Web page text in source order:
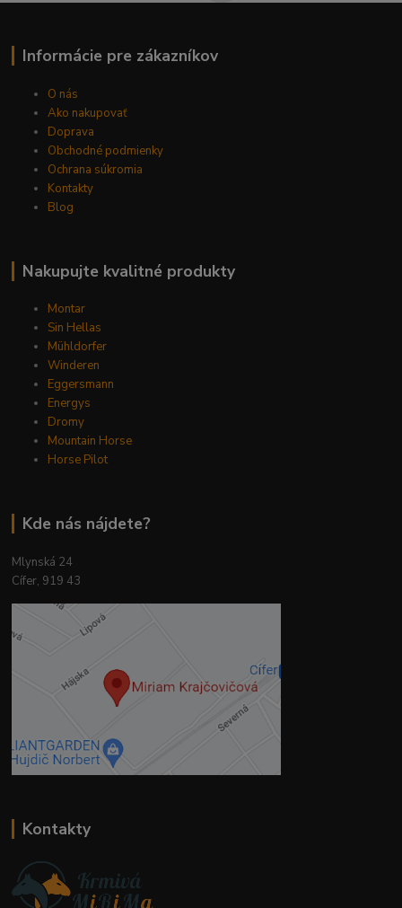
Informácie pre zákazníkov
O nás
Ako nakupovať
Doprava
Obchodné podmienky
Ochrana súkromia
Kontakty
Blog
Nakupujte kvalitné produkty
Montar
Sin Hellas
Mühldorfer
Winderen
Eggersmann
Energys
Dromy
Mountain Horse
Horse Pilot
Kde nás nájdete?
Mlynská 24
Cífer, 919 43
Kontakty